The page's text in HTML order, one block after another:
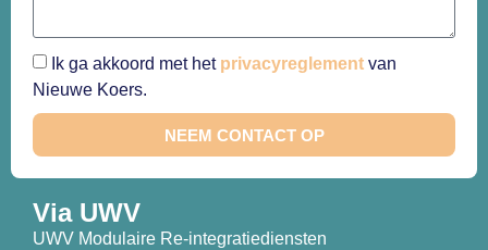
Ik ga akkoord met het privacyreglement van
Nieuwe Koers.
NEEM CONTACT OP
Via UWV
UWV Modulaire Re-integratiediensten